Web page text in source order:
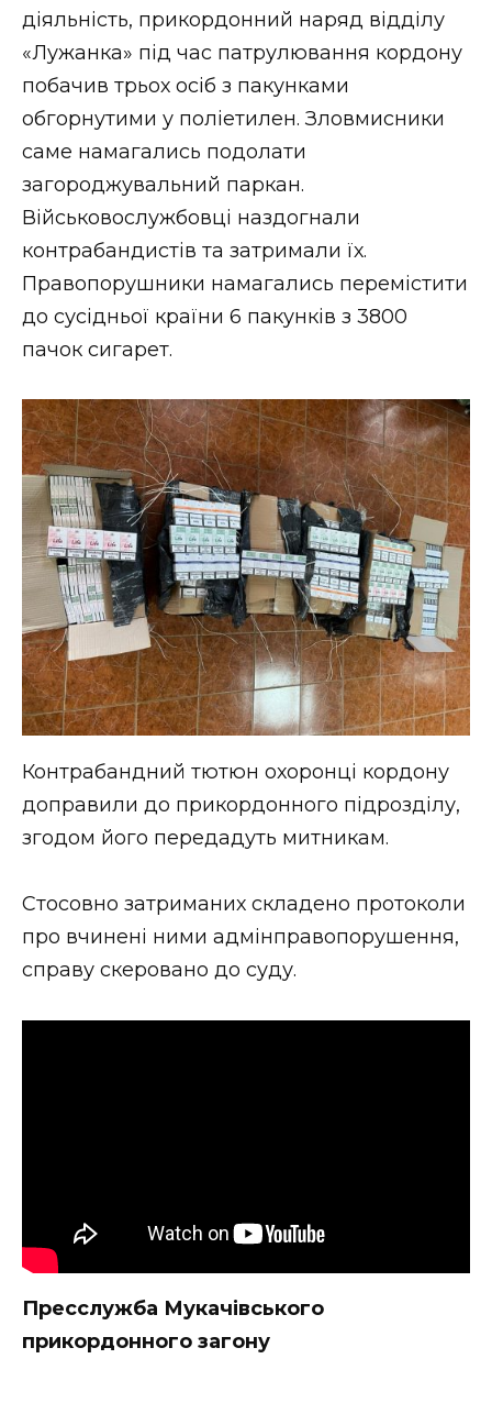
НОВИНИ ЗАХІДНОЇ УКРАЇНИ
ФОТО
ВІДЕО
діяльність, прикордонний наряд відділу
«Лужанка» під час патрулювання кордону
побачив трьох осіб з пакунками
обгорнутими у поліетилен. Зловмисники
саме намагались подолати
загороджувальний паркан.
Військовослужбовці наздогнали
контрабандистів та затримали їх.
Правопорушники намагались перемістити
до сусідньої країни 6 пакунків з 3800
пачок сигарет.
Контрабандний тютюн охоронці кордону
доправили до прикордонного підрозділу,
згодом його передадуть митникам.
Стосовно затриманих складено протоколи
про вчинені ними адмінправопорушення,
справу скеровано до суду.
Пресслужба Мукачівського
прикордонного загону